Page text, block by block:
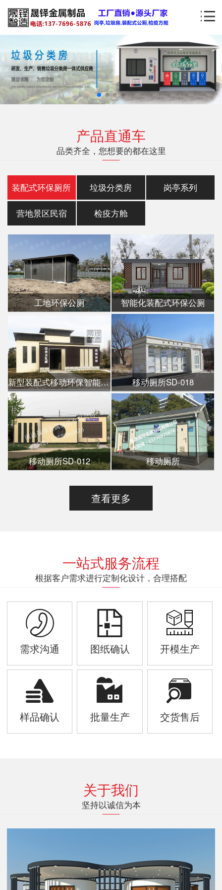
产品直通车
品类齐全，您想要的都在这里
装配式环保厕所 垃圾分类房 岗亭系列
营地景区民宿 检疫方舱
工地环保公厕 智能化装配式环保公厕
新型装配式移动环保智能公厕 移动厕所SD-018
移动厕所SD-012 移动厕所
查看更多
一站式服务流程
根据客户需求进行定制化设计，合理搭配
需求沟通 图纸确认 开模生产
样品确认 批量生产 交货售后
关于我们
坚持以诚信为本